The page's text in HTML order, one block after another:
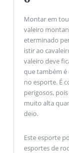
Montar em
valeiro
eterminado
istir ao
valeiro deve
que também é
no esporte. É
perigosos,
muito alta
deio.
Este esporte
esportes de